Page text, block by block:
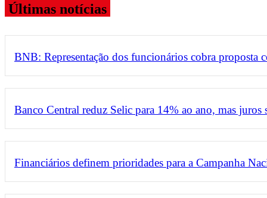
Últimas notícias
BNB: Representação dos funcionários cobra proposta
Banco Central reduz Selic para 14% ao ano, mas
Financiários definem prioridades para a Campanha